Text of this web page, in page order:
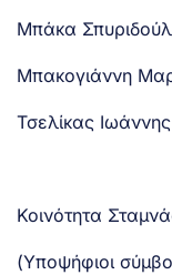
Μπάκα
Μπακογιάννη
Τσελίκας
Κοινότητα
(Υποψήφιοι